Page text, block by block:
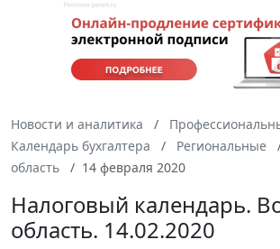
Новости и аналитика
Календарь бухгалтера
Региональные
область
14 февраля 2020
Налоговый календарь.
область. 14.02.2020